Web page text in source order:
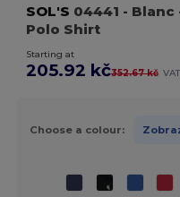
SOL'S 04441 - Blanc
Polo Shirt
Starting at
205.92 kč352.67 kč
Choose a colour: